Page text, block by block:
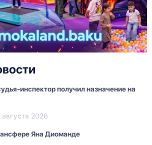
инспектор получил назначение на
августа 2026
Яна Диоманде